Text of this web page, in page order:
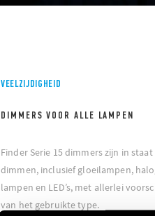
VEELZIJDIGHEID
DIMMERS VOOR ALLE LAMPEN
Finder Serie 15 dimmers zijn in
dimmen, inclusief gloeilampen,
lampen en LED’s, met allerlei
van het gebruikte type.